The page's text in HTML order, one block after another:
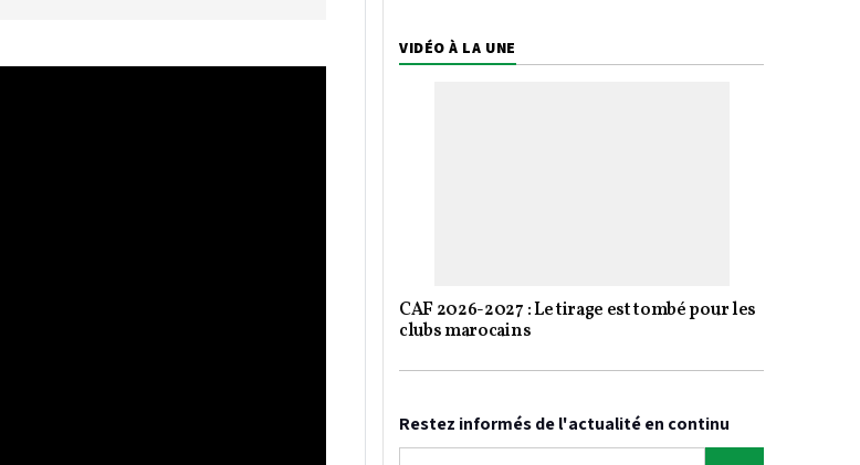
VIDÉO À LA UNE
CAF 2026-2027 : Le tirage est tombé pour les
clubs marocains
Restez informés de l'actualité en continu